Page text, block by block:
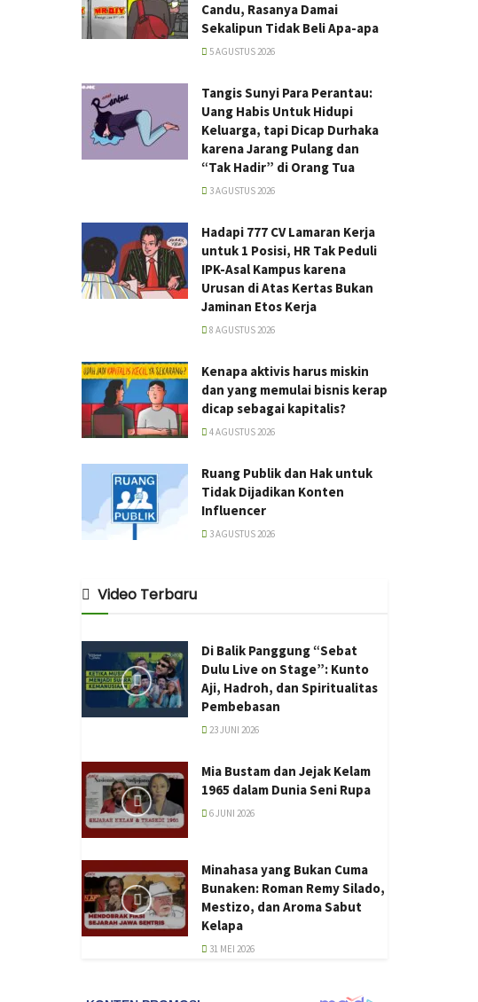
Candu, Rasanya Damai
Sekalipun Tidak Beli Apa-apa
5 AGUSTUS 2026
Tangis Sunyi Para Perantau:
Uang Habis Untuk Hidupi
Keluarga, tapi Dicap Durhaka
karena Jarang Pulang dan
“Tak Hadir” di Orang Tua
3 AGUSTUS 2026
Hadapi 777 CV Lamaran Kerja
untuk 1 Posisi, HR Tak Peduli
IPK-Asal Kampus karena
Urusan di Atas Kertas Bukan
Jaminan Etos Kerja
8 AGUSTUS 2026
Kenapa aktivis harus miskin
dan yang memulai bisnis kerap
dicap sebagai kapitalis?
4 AGUSTUS 2026
Ruang Publik dan Hak untuk
Tidak Dijadikan Konten
Influencer
3 AGUSTUS 2026
Video Terbaru
Di Balik Panggung “Sebat
Dulu Live on Stage”: Kunto
Aji, Hadroh, dan Spiritualitas
Pembebasan
23 JUNI 2026
Mia Bustam dan Jejak Kelam
1965 dalam Dunia Seni Rupa
6 JUNI 2026
Minahasa yang Bukan Cuma
Bunaken: Roman Remy Silado,
Mestizo, dan Aroma Sabut
Kelapa
31 MEI 2026